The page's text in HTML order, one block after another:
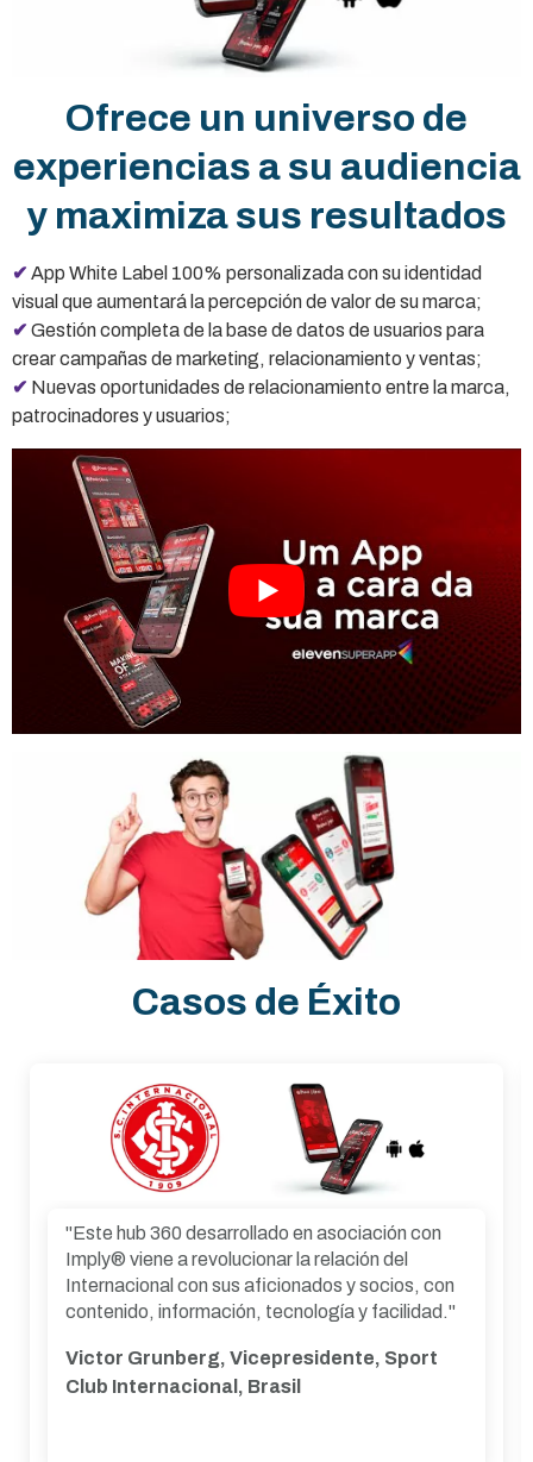
Ofrece un universo de
experiencias a su audiencia
y maximiza sus resultados
✔ App White Label 100% personalizada con su identidad
visual que aumentará la percepción de valor de su marca;
✔ Gestión completa de la base de datos de usuarios para
crear campañas de marketing, relacionamiento y ventas;
✔ Nuevas oportunidades de relacionamiento entre la marca,
patrocinadores y usuarios;
Casos de Éxito
"Siempre estamos buscando formas de mejorar
la experiencia de nuestros socios y fortalecer
Queríamos acercar aún más a Criciúma a sus
aficionados, ofreciendo información, beneficios